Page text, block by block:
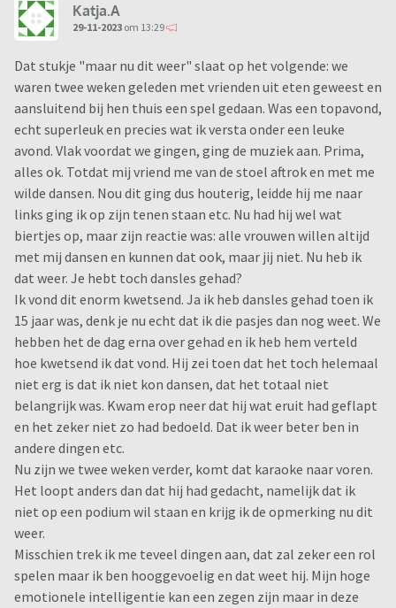
Katja.A
29-11-2023 om 13:29
Dat stukje "maar nu dit weer" slaat op het volgende: we
waren twee weken geleden met vrienden uit eten geweest en
aansluitend bij hen thuis een spel gedaan. Was een topavond,
echt superleuk en precies wat ik versta onder een leuke
avond. Vlak voordat we gingen, ging de muziek aan. Prima,
alles ok. Totdat mij vriend me van de stoel aftrok en met me
wilde dansen. Nou dit ging dus houterig, leidde hij me naar
links ging ik op zijn tenen staan etc. Nu had hij wel wat
biertjes op, maar zijn reactie was: alle vrouwen willen altijd
met mij dansen en kunnen dat ook, maar jij niet. Nu heb ik
dat weer. Je hebt toch dansles gehad?
Ik vond dit enorm kwetsend. Ja ik heb dansles gehad toen ik
15 jaar was, denk je nu echt dat ik die pasjes dan nog weet. We
hebben het de dag erna over gehad en ik heb hem verteld
hoe kwetsend ik dat vond. Hij zei toen dat het toch helemaal
niet erg is dat ik niet kon dansen, dat het totaal niet
belangrijk was. Kwam erop neer dat hij wat eruit had geflapt
en het zeker niet zo had bedoeld. Dat ik weer beter ben in
andere dingen etc.
Nu zijn we twee weken verder, komt dat karaoke naar voren.
Het loopt anders dan dat hij had gedacht, namelijk dat ik
niet op een podium wil staan en krijg ik de opmerking nu dit
weer.
Misschien trek ik me teveel dingen aan, dat zal zeker een rol
spelen maar ik ben hooggevoelig en dat weet hij. Mijn hoge
emotionele intelligentie kan een zegen zijn maar in deze